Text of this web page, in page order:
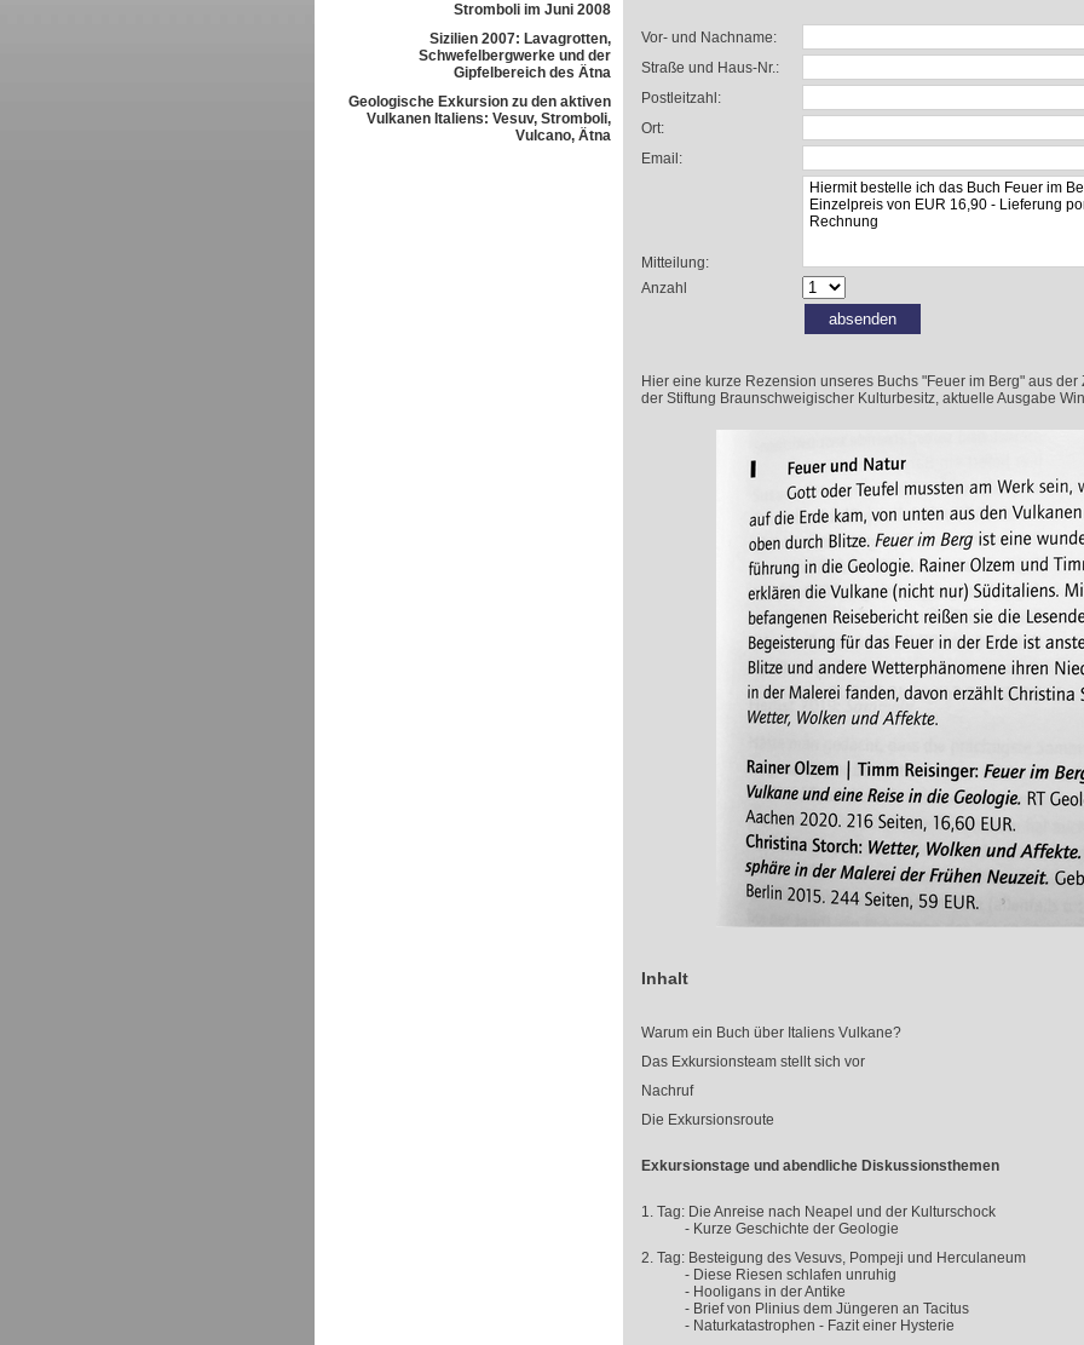
Stromboli im Juni 2008
Sizilien 2007: Lavagrotten,
Schwefelbergwerke und der
Gipfelbereich des Ätna
Geologische Exkursion zu den aktiven
Vulkanen Italiens: Vesuv, Stromboli,
Vulcano, Ätna
Vor- und Nachname:
Straße und Haus-Nr.:
Postleitzahl:
Ort:
Email:
Mitteilung:
Anzahl
Hier eine kurze Rezension unseres Buchs "Feuer im Berg" aus der
der Stiftung Braunschweigischer Kulturbesitz, aktuelle Ausgabe
Inhalt
Warum ein Buch über Italiens Vulkane?
Das Exkursionsteam stellt sich vor
Nachruf
Die Exkursionsroute
Exkursionstage und abendliche Diskussionsthemen
1. Tag: Die Anreise nach Neapel und der Kulturschock
- Kurze Geschichte der Geologie
2. Tag: Besteigung des Vesuvs, Pompeji und Herculaneum
- Diese Riesen schlafen unruhig
- Hooligans in der Antike
- Brief von Plinius dem Jüngeren an Tacitus
- Naturkatastrophen - Fazit einer Hysterie